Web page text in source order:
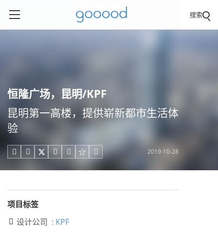
搜索
恒隆广场，昆明/KPF
昆明第一高楼，提供崭新都市生活体
验
     2019-10-28
项目标签
 设计公司 : KPF